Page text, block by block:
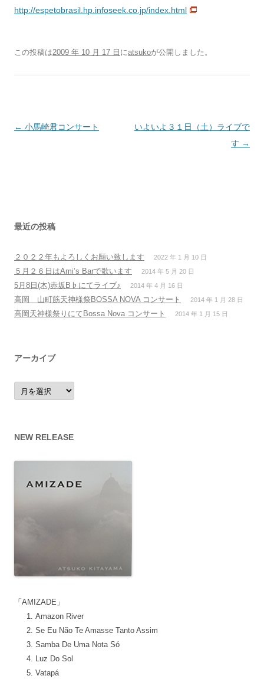
http://espetobrasil.hp.infoseek.co.jp/index.html
この投稿は2009 年 10 月 17 日 にatsukoが公開しました 。
投
シ
ン
← 小馬崎君コンサート
いよいよ３１日（土）ライブで
す →
最近の投稿
２０２２年もよろしくお願い致します 2022 年 1 月 10 日
５月２６日はAmi’s Barで歌います 2014 年 5 月 20 日
5月8日(木)赤坂B♭にてライブ♪ 2014 年 4 月 16 日
高岡 山町筋天神様祭BOSSA NOVA コンサート 2014 年 1 月 28 日
高岡天神様祭りにてBossa Nova コンサート 2014 年 1 月 15 日
アーカイブ
ア
ー
NEW RELEASE
「AMIZADE」
Amazon River
Se Eu Não Te Amasse Tanto Assim
Samba De Uma Nota Só
Luz Do Sol
Vatapá